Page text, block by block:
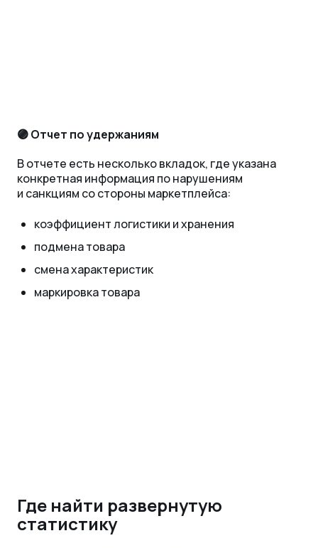
🟣 Отчет по удержаниям
В отчете есть несколько вкладок, где указана
конкретная информация по нарушениям
и санкциям со стороны маркетплейса:
коэффициент логистики и хранения
подмена товара
смена характеристик
маркировка товара
Где найти развернутую
статистику